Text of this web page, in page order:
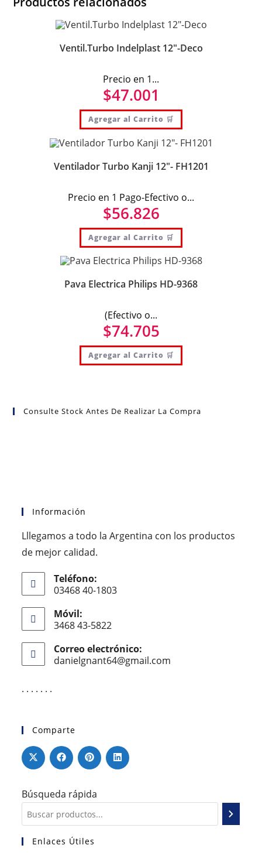
Ventil.Turbo Indelplast 12″-Deco
Precio en 1...
$47.001
Agregar al Carrito 🛒
Ventilador Turbo Kanji 12″- FH1201
Precio en 1 Pago-Efectivo o...
$56.826
Agregar al Carrito 🛒
Pava Electrica Philips HD-9368
(Efectivo o...
$74.705
Agregar al Carrito 🛒
Consulte Stock Antes De Realizar La Compra
Información
Lllegamos a todo la Argentina con los productos
de mejor calidad.
Teléfono:
03468 40-1803
Móvil:
3468 43-5822
Correo electrónico:
danielgnant64@gmail.com
. . . . . . .
Comparte
Búsqueda rápida
Enlaces Útiles